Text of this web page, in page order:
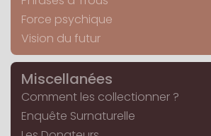
Force psychique
Vision du futur
Miscellanées
Comment les collectionner ?
Enquête Surnaturelle